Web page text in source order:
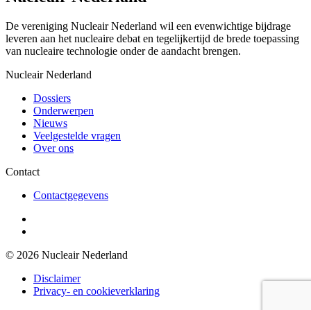
De vereniging Nucleair Nederland wil een evenwichtige bijdrage
leveren aan het nucleaire debat en tegelijkertijd de brede toepassing
van nucleaire technologie onder de aandacht brengen.
Nucleair Nederland
Dossiers
Onderwerpen
Nieuws
Veelgestelde vragen
Over ons
Contact
Contactgegevens
© 2026 Nucleair Nederland
Disclaimer
Privacy- en cookieverklaring